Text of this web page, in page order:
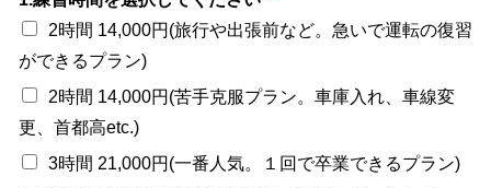
2時間 14,000円(旅行や出張前など。急いで運転の復習
ができるプラン)
2時間 14,000円(苦手克服プラン。車庫入れ、車線変
更、首都高etc.)
3時間 21,000円(一番人気。１回で卒業できるプラン)